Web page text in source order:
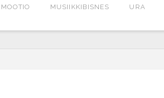
MUSIIKKIBISNES URA